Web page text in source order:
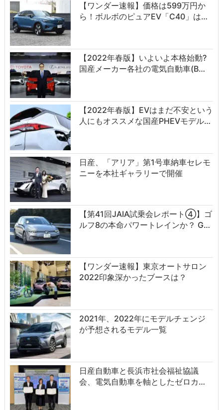
【ワンダー速報】価格は599万円か
ら！ボルボのピュアEV「C40」は…
【2022年春版】いよいよ本格始動?
国産メーカー各社の電気自動車(B…
【2022年春版】EVはまだ不安という
人にもオススメな国産PHEVモデル…
日産、「アリア」第1号車納車セレモ
ニーを本社ギャラリーで開催
【第41回JAIA試乗会レポート④】ゴ
ルフ8の本命パワートレインか？ G…
【ワンダー速報】東京オートサロン
2022印象深かったブースは？
2021年、2022年にモデルチェンジ
が予想されるモデル一覧
日産自動車と長浜市社会福祉協議
会、電気自動車を軸としたゼロカ…